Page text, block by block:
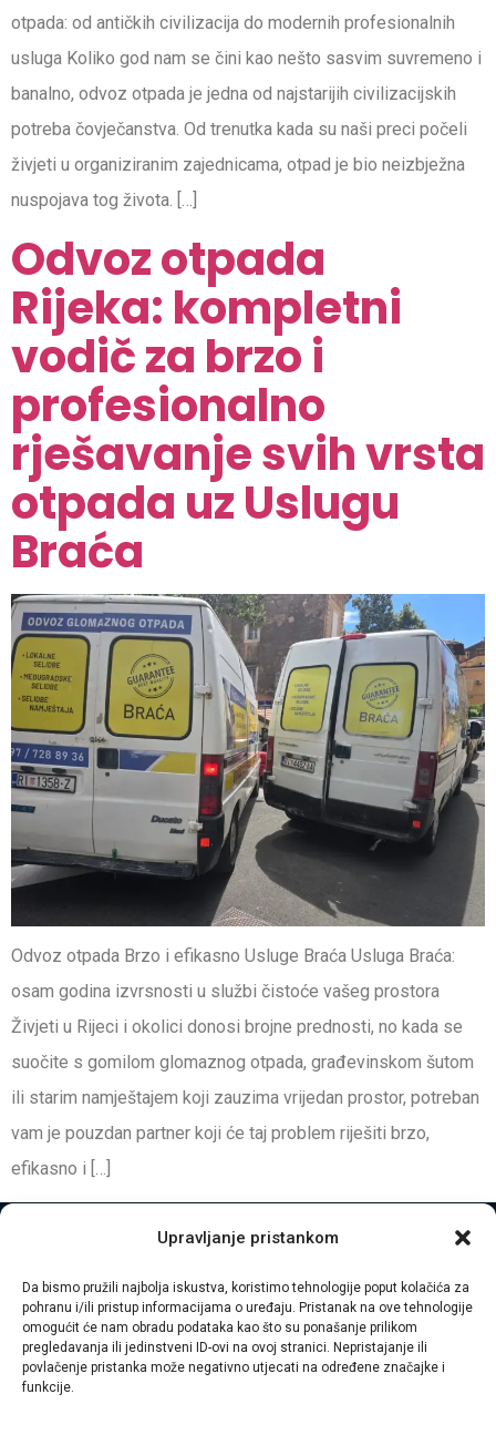
Upravljanje pristankom
Da bismo pružili najbolja iskustva, koristimo tehnologije poput kolačića za
pohranu i/ili pristup informacijama o uređaju. Pristanak na ove tehnologije
omogućit će nam obradu podataka kao što su ponašanje prilikom
pregledavanja ili jedinstveni ID-ovi na ovoj stranici. Nepristajanje ili
povlačenje pristanka može negativno utjecati na određene značajke i
funkcije.
otpada: od antičkih civilizacija do modernih profesionalnih
usluga Koliko god nam se čini kao nešto sasvim suvremeno i
banalno, odvoz otpada je jedna od najstarijih civilizacijskih
potreba čovječanstva. Od trenutka kada su naši preci počeli
živjeti u organiziranim zajednicama, otpad je bio neizbježna
nuspojava tog života. […]
Odvoz otpada
Rijeka: kompletni
vodič za brzo i
profesionalno
rješavanje svih vrsta
otpada uz Uslugu
Braća
Odvoz otpada Brzo i efikasno Usluge Braća Usluga Braća:
osam godina izvrsnosti u službi čistoće vašeg prostora
Živjeti u Rijeci i okolici donosi brojne prednosti, no kada se
suočite s gomilom glomaznog otpada, građevinskom šutom
ili starim namještajem koji zauzima vrijedan prostor, potreban
vam je pouzdan partner koji će taj problem riješiti brzo,
efikasno i […]